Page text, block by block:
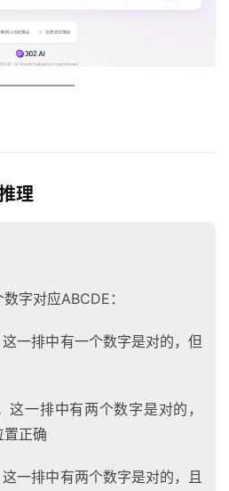
理
字对应ABCDE：
一排中有一个数字是对的，但
一排中有两个数字是对的，
置正确
一排中有两个数字是对的，且